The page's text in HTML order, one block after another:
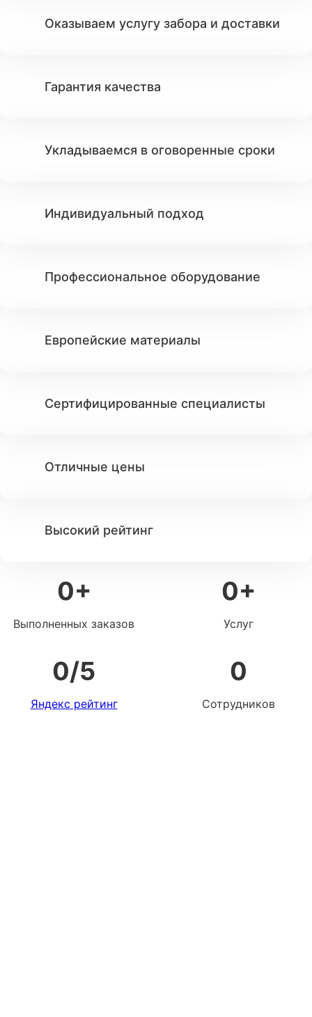
Оказываем услугу забора и доставки
Гарантия качества
Укладываемся в оговоренные сроки
Индивидуальный подход
Профессиональное оборудование
Европейские материалы
Сертифицированные специалисты
Отличные цены
Высокий рейтинг
0+
Выполненных заказов
0+
Услуг
0/5
Яндекс рейтинг
0
Сотрудников